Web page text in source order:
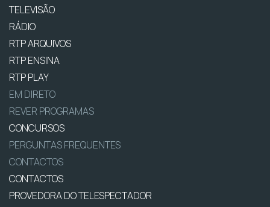
TELEVISÃO
RÁDIO
RTP ARQUIVOS
RTP ENSINA
RTP PLAY
EM DIRETO
REVER PROGRAMAS
CONCURSOS
PERGUNTAS FREQUENTES
CONTACTOS
CONTACTOS
PROVEDORA DO TELESPECTADOR